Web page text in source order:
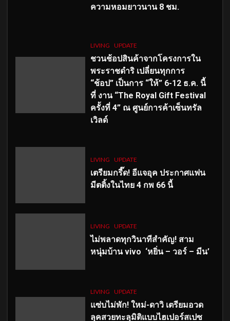
ความหอมยาวนาน 8 ชม.
LIVING UPDATE
ชวนช้อปสินค้าจากโครงการใน
พระราชดำริ เปลี่ยนทุกการ
“ช้อป” เป็นการ “ให้” 6-12 ธ.ค. นี้
ที่ งาน “The Royal Gift Festival
ครั้งที่ 4” ณ ศูนย์การค้าเซ็นทรัล
เวิลด์
LIVING UPDATE
เตรียมกรี๊ด! อีแจอุค ประกาศแฟน
มีตติ้งในไทย 4 กพ 66 นี้
LIVING UPDATE
ไม่พลาดทุกวินาทีสำคัญ! สาม
หนุ่มบ้าน vivo ‘หยิ่น – วอร์ – มีน’
LIVING UPDATE
แซ่บไม่พัก! ใหม่-ดาวิ เตรียมอวด
ลุคสวยทะลุมิติแบบไฮเปอร์สเปซ